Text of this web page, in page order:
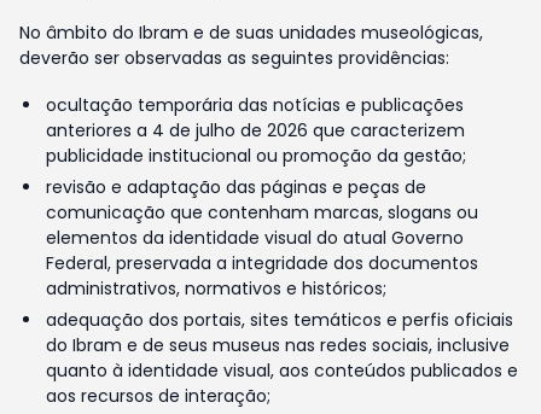
No âmbito do Ibram e de suas unidades museológicas,
deverão ser observadas as seguintes providências:
ocultação temporária das notícias e publicações
anteriores a 4 de julho de 2026 que caracterizem
publicidade institucional ou promoção da gestão;
revisão e adaptação das páginas e peças de
comunicação que contenham marcas, slogans ou
elementos da identidade visual do atual Governo
Federal, preservada a integridade dos documentos
administrativos, normativos e históricos;
adequação dos portais, sites temáticos e perfis oficiais
do Ibram e de seus museus nas redes sociais, inclusive
quanto à identidade visual, aos conteúdos publicados e
aos recursos de interação;